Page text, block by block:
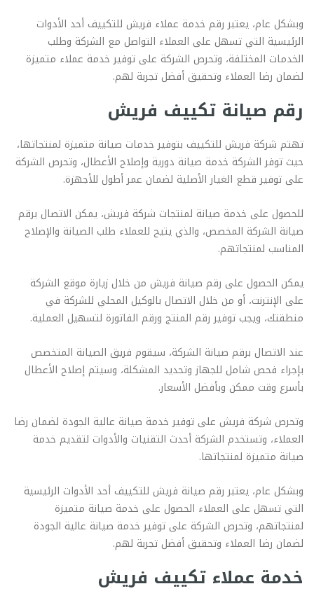
وبشكل عام، يعتبر رقم خدمة عملاء فريش للتكييف أحد الأدوات
الرئيسية التي تسهل على العملاء التواصل مع الشركة وطلب
الخدمات المختلفة، وتحرص الشركة على توفير خدمة عملاء متميزة
لضمان رضا العملاء وتحقيق أفضل تجربة لهم.
رقم صيانة تكييف فريش
تهتم شركة فريش للتكييف بتوفير خدمات صيانة متميزة لمنتجاتها،
حيث توفر الشركة خدمة صيانة دورية وإصلاح الأعطال، وتحرص الشركة
على توفير قطع الغيار الأصلية لضمان عمر أطول للأجهزة.
للحصول على خدمة صيانة لمنتجات شركة فريش، يمكن الاتصال برقم
صيانة الشركة المخصص، والذي يتيح للعملاء طلب الصيانة والإصلاح
المناسب لمنتجاتهم.
يمكن الحصول على رقم صيانة فريش من خلال زيارة موقع الشركة
على الإنترنت، أو من خلال الاتصال بالوكيل المحلي للشركة في
منطقتك، ويجب توفير رقم المنتج ورقم الفاتورة لتسهيل العملية.
عند الاتصال برقم صيانة الشركة، سيقوم فريق الصيانة المتخصص
بإجراء فحص شامل للجهاز وتحديد المشكلة، وسيتم إصلاح الأعطال
بأسرع وقت ممكن وبأفضل الأسعار.
وتحرص شركة فريش على توفير خدمة صيانة عالية الجودة لضمان رضا
العملاء، وتستخدم الشركة أحدث التقنيات والأدوات لتقديم خدمة
صيانة متميزة لمنتجاتها.
وبشكل عام، يعتبر رقم صيانة فريش للتكييف أحد الأدوات الرئيسية
التي تسهل على العملاء الحصول على خدمة صيانة متميزة
لمنتجاتهم، وتحرص الشركة على توفير خدمة صيانة عالية الجودة
لضمان رضا العملاء وتحقيق أفضل تجربة لهم.
خدمة عملاء تكييف فريش